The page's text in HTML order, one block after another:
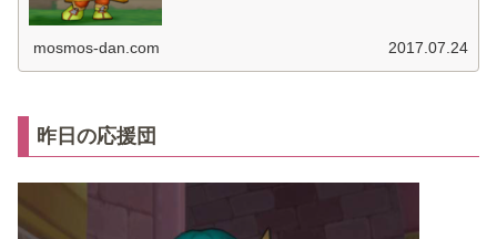
mosmos-dan.com 2017.07.24
昨日の応援団